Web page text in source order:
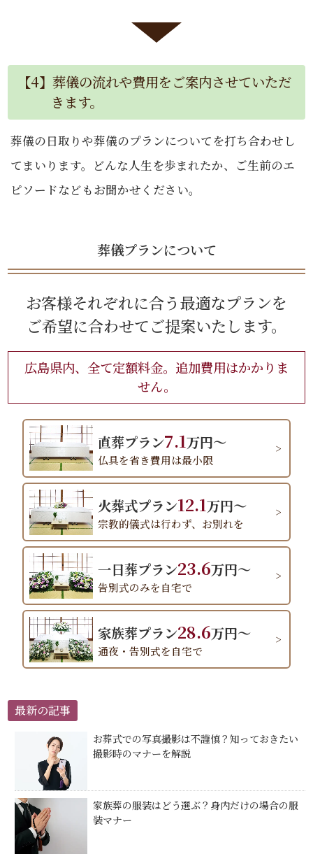
【4】葬儀の流れや費用をご案内させていただ
きます。
葬儀の日取りや葬儀のプランについてを打ち合わせし
てまいります。どんな人生を歩まれたか、ご生前のエ
ピソードなどもお聞かせください。
葬儀プランについて
お客様それぞれに合う最適なプランを
ご希望に合わせてご提案いたします。
広島県内、全て定額料金。追加費用はかかりま
せん。
直葬プラン7.1万円～
仏具を省き費用は最小限
火葬式プラン12.1万円～
宗教的儀式は行わず、お別れを
一日葬プラン23.6万円～
告別式のみを自宅で
家族葬プラン28.6万円～
通夜・告別式を自宅で
最新の記事
お葬式での写真撮影は不謹慎？知っておきたい
撮影時のマナーを解説
家族葬の服装はどう選ぶ？身内だけの場合の服
装マナー